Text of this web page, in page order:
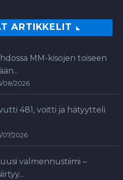
ARTIKKELIT
MM-kisojen toiseen
08/2026
481, voitti ja hätyytteli
2026
valmennustiimi –